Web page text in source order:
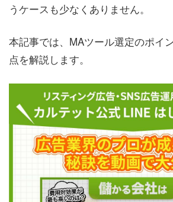
うケースも少なくありません。
本記事では、MAツール選定のポイ
点を解説します。